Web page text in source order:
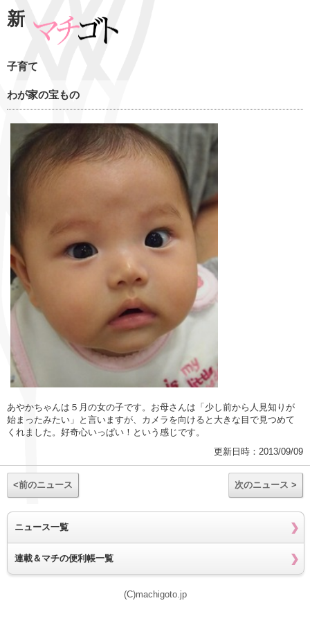
新
子育て
わが家の宝もの
あやかちゃんは５月の女の子です。お母さんは「少し前から人見知りが
始まったみたい」と言いますが、カメラを向けると大きな目で見つめて
くれました。好奇心いっぱい！という感じです。
更新日時：2013/09/09
<前のニュース 次のニュース >
ニュース一覧
連載＆マチの便利帳一覧
(C)machigoto.jp